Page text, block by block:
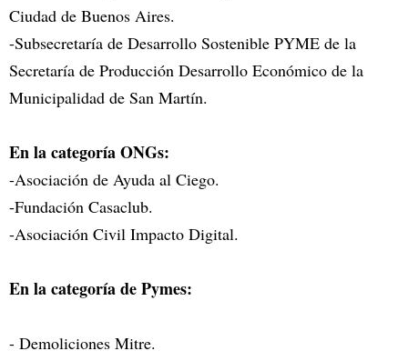
Ciudad de Buenos Aires.
-Subsecretaría de Desarrollo Sostenible PYME de la
Secretaría de Producción Desarrollo Económico de la
Municipalidad de San Martín.
En la categoría ONGs:
-Asociación de Ayuda al Ciego.
-Fundación Casaclub.
-Asociación Civil Impacto Digital.
En la categoría de Pymes:
- Demoliciones Mitre.